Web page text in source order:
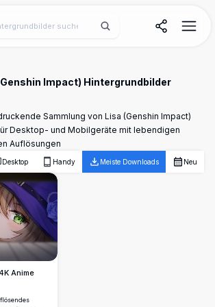
Impact) Hintergrundbilder
Sammlung von Lisa (Genshin Impact)
Desktop- und Mobilgeräte mit lebendigen
Auflösungen
Desktop Handy Meiste Downloads Neu
Anime